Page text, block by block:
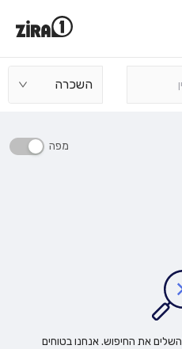
השכרה
מפה
את החיפוש. אנחנו בטוחים